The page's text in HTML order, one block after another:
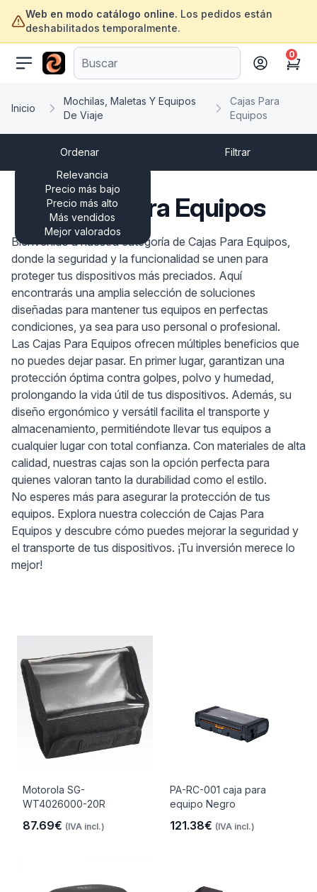
Web en modo catálogo online. Los pedidos están
deshabilitados temporalmente.
ofertasinformatica.com
Cart
0
Inicio
Mochilas, Maletas Y Equipos
De Viaje
Cajas Para
Equipos
Ordenar
Relevancia
Precio más bajo
Precio más alto
Más vendidos
Mejor valorados
Filtrar
Cajas Para Equipos
Bienvenido a nuestra categoría de Cajas Para Equipos,
donde la seguridad y la funcionalidad se unen para
proteger tus dispositivos más preciados. Aquí
encontrarás una amplia selección de soluciones
diseñadas para mantener tus equipos en perfectas
condiciones, ya sea para uso personal o profesional.
Las Cajas Para Equipos ofrecen múltiples beneficios que
no puedes dejar pasar. En primer lugar, garantizan una
protección óptima contra golpes, polvo y humedad,
prolongando la vida útil de tus dispositivos. Además, su
diseño ergonómico y versátil facilita el transporte y
almacenamiento, permitiéndote llevar tus equipos a
cualquier lugar con total confianza. Con materiales de alta
calidad, nuestras cajas son la opción perfecta para
quienes valoran tanto la durabilidad como el estilo.
No esperes más para asegurar la protección de tus
equipos. Explora nuestra colección de Cajas Para
Equipos y descubre cómo puedes mejorar la seguridad y
el transporte de tus dispositivos. ¡Tu inversión merece lo
mejor!
Motorola SG-
WT4026000-20R
87.69€ (IVA incl.)
PA-RC-001 caja para
equipo Negro
121.38€ (IVA incl.)